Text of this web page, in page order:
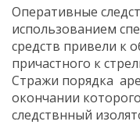
Оперативные
использованием
средств привели к
причастного к
Стражи порядка
окончании
следствнный